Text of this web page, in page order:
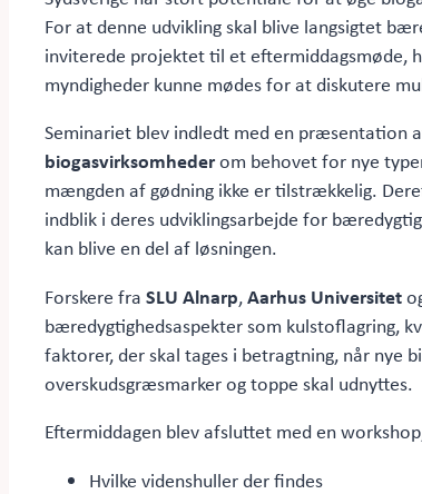
For at denne udvikling skal blive langsigtet
inviterede projektet til et eftermiddagsmøde,
myndigheder kunne mødes for at diskutere
Seminariet blev indledt med en præsentation
biogasvirksomhederom behovet for nye
mængden af gødning ikke er tilstrækkelig.
indblik i deres udviklingsarbejde for
kan blive en del af løsningen.
Forskere fra SLU Alnarp,Aarhus Universitet
bæredygtighedsaspekter som kulstoflagring,
faktorer, der skal tages i betragtning, når nye
overskudsgræsmarker og toppe skal udnyttes.
Eftermiddagen blev afsluttet med en
Hvilke videnshuller der findes